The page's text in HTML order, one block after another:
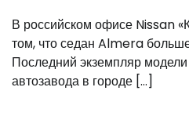
В российском офисе Nissan
том, что седан Almera
Последний экземпляр
автозавода в городе […]